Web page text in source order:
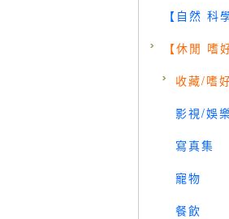
【自然 科
【休閒 嗜
收藏/嗜
影視/娛
寫真集
寵物
餐飲
【YM3】華美文化
元
【